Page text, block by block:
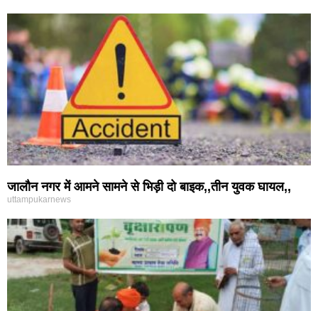
जालौन नगर में आमने सामने से भिड़ी दो बाइक,,तीन युवक घायल,,
uttampukarnews